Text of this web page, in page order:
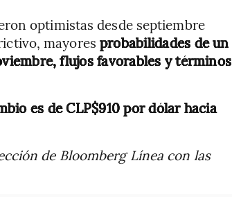
optimistas desde septiembre
mayores probabilidades de un
flujos favorables y términos
es de CLP$910 por dólar hacia
de Bloomberg Línea con las